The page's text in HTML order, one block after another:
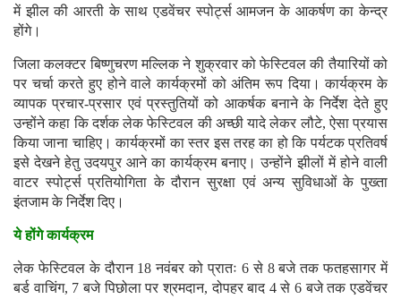
में झील की आरती के साथ एडवेंचर स्पोर्ट्स आमजन के आकर्षण का केन्द्र
होंगे।
जिला कलक्टर बिष्णुचरण मल्लिक ने शुक्रवार को फेस्टिवल की तैयारियों को
पर चर्चा करते हुए होने वाले कार्यक्रमों को अंतिम रूप दिया। कार्यक्रम के
व्यापक प्रचार-प्रसार एवं प्रस्तुतियों को आकर्षक बनाने के निर्देश देते हुए
उन्होंने कहा कि दर्शक लेक फेस्टिवल की अच्छी यादे लेकर लौटे, ऐसा प्रयास
किया जाना चाहिए। कार्यक्रमों का स्तर इस तरह का हो कि पर्यटक प्रतिवर्ष
इसे देखने हेतु उदयपुर आने का कार्यक्रम बनाए। उन्होंने झीलों में होने वाली
वाटर स्पोर्ट्स प्रतियोगिता के दौरान सुरक्षा एवं अन्य सुविधाओं के पुख्ता
इंतजाम के निर्देश दिए।
ये होंगे कार्यक्रम
लेक फेस्टिवल के दौरान 18 नवंबर को प्रातः 6 से 8 बजे तक फतहसागर में
बर्ड वाचिंग, 7 बजे पिछोला पर श्रमदान, दोपहर बाद 4 से 6 बजे तक एडवेंचर